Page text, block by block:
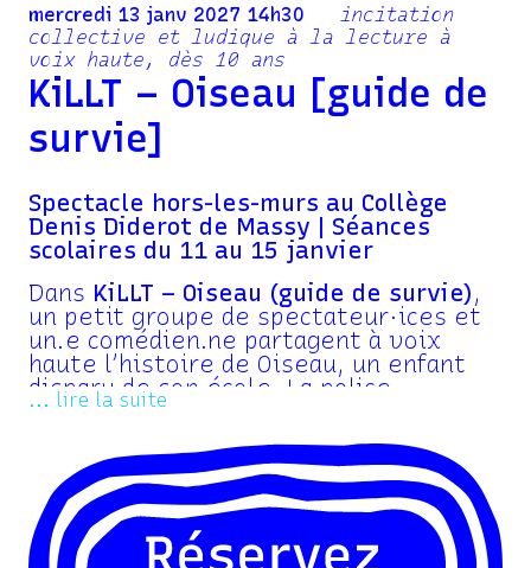
mercredi 13 janv 2027 14h30
incitation
collective et ludique à la lecture à
voix haute, dès 10 ans
KiLLT – Oiseau [guide de
survie]
Spectacle hors-les-murs au Collège
Denis Diderot de Massy | Séances
scolaires du 11 au 15 janvier
Dans KiLLT – Oiseau (guide de survie),
un petit groupe de spectateur·ices et
un.e comédien.ne partagent à voix
haute l’histoire de Oiseau, un enfant
disparu de son école. La police
enquête, ses parents le cherchent et
pas vraiment. À l’école on dit qu’il est
bizarre, qu’il parle aux oiseaux. À la
maison, les parents se disputent et
l’inquiétude grandit. Alors pour le
retrouver, les mots pourraient être la
... lire la suite